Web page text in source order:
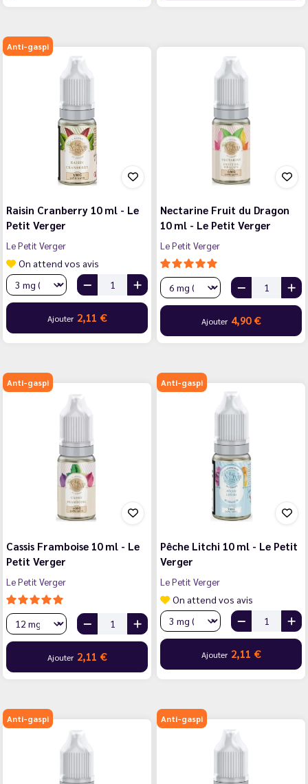
Anti-gaspi
Raisin Cranberry 10 ml - Le
Petit Verger
Le Petit Verger
On attend vos avis
Ajouter 2,11 €
Nectarine Fruit du Dragon
10 ml - Le Petit Verger
Le Petit Verger
Ajouter 4,90 €
Anti-gaspi
Cassis Framboise 10 ml - Le
Petit Verger
Le Petit Verger
Ajouter 2,11 €
Anti-gaspi
Pêche Litchi 10 ml - Le Petit
Verger
Le Petit Verger
On attend vos avis
Ajouter 2,11 €
Anti-gaspi Anti-gaspi